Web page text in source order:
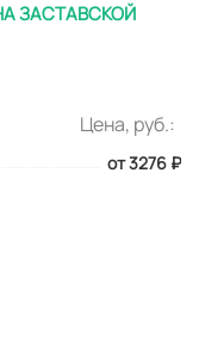
ЗАСТАВСКОЙ
Цена, руб.:
от 3276 ₽